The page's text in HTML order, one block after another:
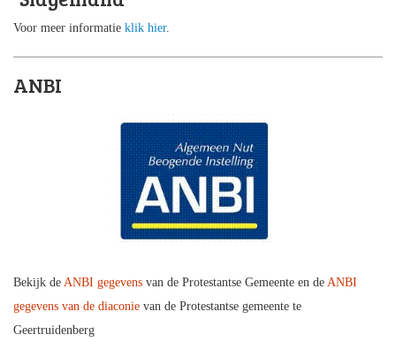
Voor meer informatie klik hier.
ANBI
Bekijk de ANBI gegevens van de Protestantse Gemeente en de ANBI
gegevens van de diaconie van de Protestantse gemeente te
Geertruidenberg